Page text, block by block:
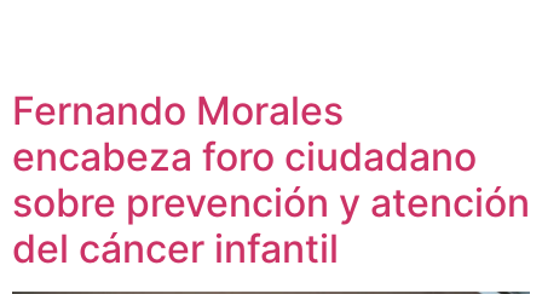
Fernando Morales
encabeza foro ciudadano
sobre prevención y atención
del cáncer infantil